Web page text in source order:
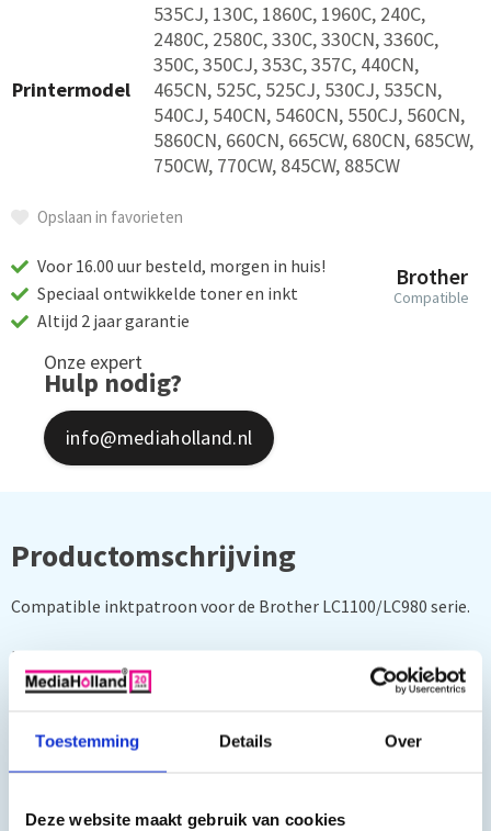
Toestemming Details Over
Deze website maakt gebruik van cookies
Printermodel
535CJ, 130C, 1860C, 1960C, 240C,
2480C, 2580C, 330C, 330CN, 3360C,
350C, 350CJ, 353C, 357C, 440CN,
465CN, 525C, 525CJ, 530CJ, 535CN,
540CJ, 540CN, 5460CN, 550CJ, 560CN,
5860CN, 660CN, 665CW, 680CN, 685CW,
750CW, 770CW, 845CW, 885CW
Opslaan in favorieten
Brother
Compatible
Voor 16.00 uur besteld, morgen in huis!
Speciaal ontwikkelde toner en inkt
Altijd 2 jaar garantie
Onze expert
Hulp nodig?
info@mediaholland.nl
Productomschrijving
Compatible inktpatroon voor de Brother LC1100/LC980 serie.
Kleur: cyaan
Brother dcp-130c, Brother dcp-330c, Brother dcp-350c,